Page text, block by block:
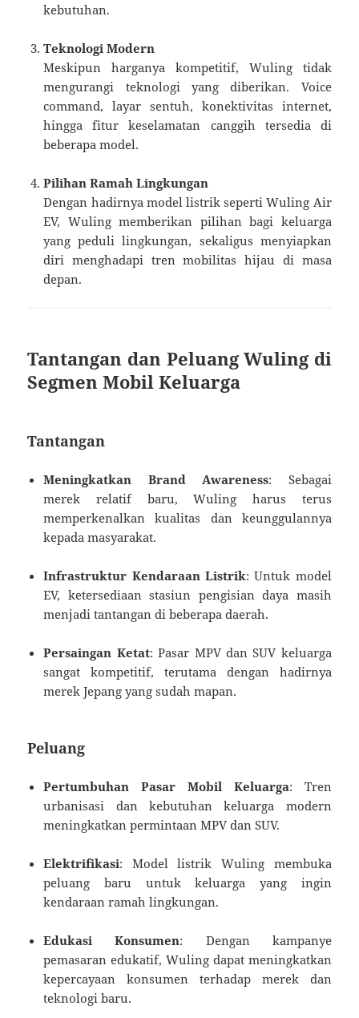
kebutuhan.
Teknologi Modern
Meskipun harganya kompetitif, Wuling tidak
mengurangi teknologi yang diberikan. Voice
command, layar sentuh, konektivitas internet,
hingga fitur keselamatan canggih tersedia di
beberapa model.
Pilihan Ramah Lingkungan
Dengan hadirnya model listrik seperti Wuling Air
EV, Wuling memberikan pilihan bagi keluarga
yang peduli lingkungan, sekaligus menyiapkan
diri menghadapi tren mobilitas hijau di masa
depan.
Tantangan dan Peluang Wuling di
Segmen Mobil Keluarga
Tantangan
Meningkatkan Brand Awareness: Sebagai
merek relatif baru, Wuling harus terus
memperkenalkan kualitas dan keunggulannya
kepada masyarakat.
Infrastruktur Kendaraan Listrik: Untuk model
EV, ketersediaan stasiun pengisian daya masih
menjadi tantangan di beberapa daerah.
Persaingan Ketat: Pasar MPV dan SUV keluarga
sangat kompetitif, terutama dengan hadirnya
merek Jepang yang sudah mapan.
Peluang
Pertumbuhan Pasar Mobil Keluarga: Tren
urbanisasi dan kebutuhan keluarga modern
meningkatkan permintaan MPV dan SUV.
Elektrifikasi: Model listrik Wuling membuka
peluang baru untuk keluarga yang ingin
kendaraan ramah lingkungan.
Edukasi Konsumen: Dengan kampanye
pemasaran edukatif, Wuling dapat meningkatkan
kepercayaan konsumen terhadap merek dan
teknologi baru.